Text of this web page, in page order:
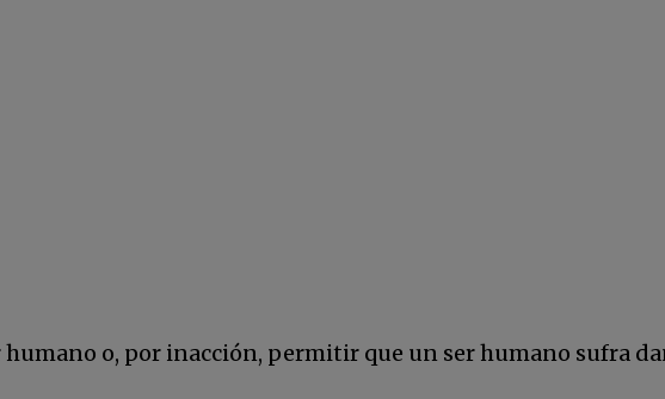
humano o, por inacción, permitir que un ser humano sufra